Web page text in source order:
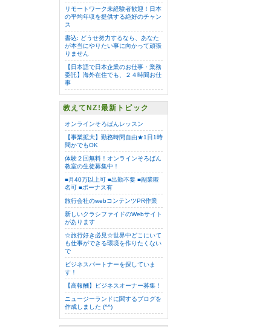
リモートワーク未経験者歓迎！日本
の平均年収を提供する絶好のチャン
ス
書込: どうせ努力するなら、あなた
が本当にやりたい事に向かって頑張
りません
【日本語で日本企業のお仕事・業務
委託】海外在住でも、２４時間お仕
事
教えてNZ!最新トピック
オンラインそろばんレッスン
【事業拡大】勤務時間自由★1日1時
間かでもOK
体験２回無料！オンラインそろばん
教室の生徒募集中！
■月40万以上可 ■出勤不要 ■副業匿
名可 ■ボーナス有
旅行会社のwebコンテンツPR作業
新しいクラシファイドのWebサイト
があります
☆旅行好き必見☆世界中どこにいて
も仕事ができる環境を作りたくない
で
ビジネスパートナーを探していま
す！
【高報酬】ビジネスオーナー募集！
ニュージーランドに関するブログを
作成しました (^^)